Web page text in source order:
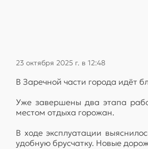
23 октября 2025 г. в 12:48
В Заречной части города идёт
Уже завершены два этапа
местом отдыха горожан.
В ходе эксплуатации
удобную брусчатку. Новые